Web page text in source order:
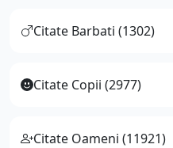
Citate Barbati (1302)
Citate Copii (2977)
Citate Oameni (11921)